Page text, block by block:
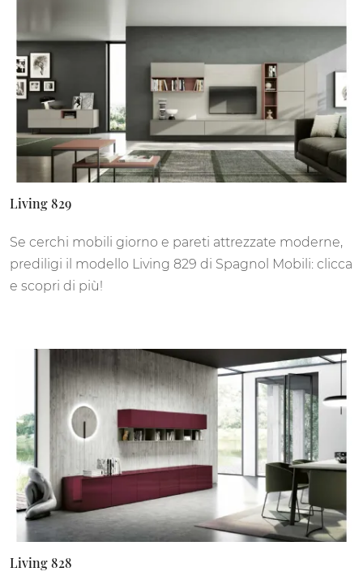
Living 829
Se cerchi mobili giorno e pareti attrezzate moderne,
prediligi il modello Living 829 di Spagnol Mobili: clicca
e scopri di più!
Living 828